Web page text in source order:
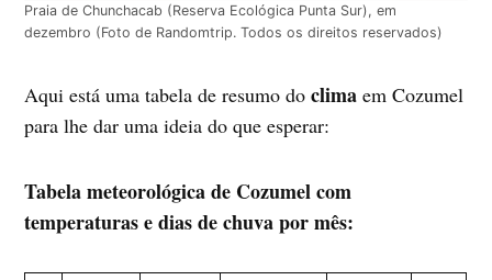
Praia de Chunchacab (Reserva Ecológica Punta Sur), em
dezembro (Foto de Randomtrip. Todos os direitos reservados)
Aqui está uma tabela de resumo doclima em Cozumel
para lhe dar uma ideia do que esperar:
Tabela meteorológica de Cozumel com
temperaturas e dias de chuva por mês: